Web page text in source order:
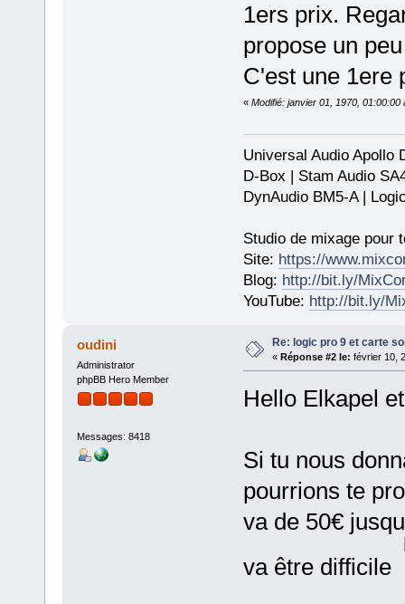
1ers prix.
propose un
C'est une 1ere
« Modifié: janvier 01, 1970, 01:00:00
Universal Audio Apollo
D-Box | Stam Audio
DynAudio BM5-A |
Studio de mixage pour
Site: https://
Blog: http://bit.ly/
YouTube: http://bit.ly/
oudini
Administrator
phpBB Hero Member
Messages: 8418
Re: logic pro 9 et carte
« Réponse #2 le: février 10,
Hello Elkapel
Si tu nous
pourrions te
va de 50€
va être difficile